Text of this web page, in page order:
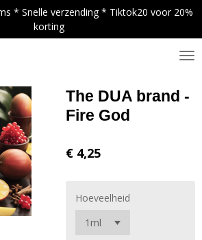
* Snelle verzending * Tiktok20 voor 20%
korting
The DUA brand -
Fire God
€ 4,25
Hoeveelheid